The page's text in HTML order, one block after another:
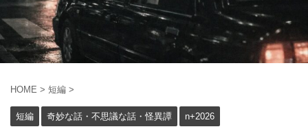
HOME > 短編 >
短編 奇妙な話・不思議な話・怪異譚 n+2026